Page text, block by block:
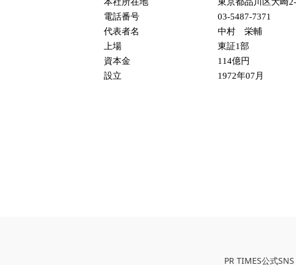
本社所在地
東京都品川区大崎
電話番号
03-5487-7371
代表者名
中村 栄輔
上場
東証1部
資本金
114億円
設立
1972年07月
PR TIMES公式SNS